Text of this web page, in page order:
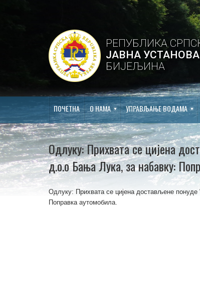
РЕПУБЛИКА
ЈАВНА
БИЈЕЉИНА
ПОЧЕТНА О НАМА УПРАВЉАЊЕ ВОДАМА
Одлуку: Прихвата се цијена
д.о.о Бања Лука, за набавку:
Одлуку: Прихвата се цијена достављене
Поправка аутомобила.